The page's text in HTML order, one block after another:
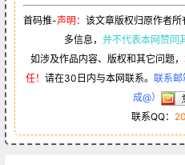
首码推-声明： 该文章版权归原作者
多信息， 并不代表本网赞同
如涉及作品内容、版权和其它问题，
任！ 请在30日内与本网联系。 联系
成@）
联系QQ：